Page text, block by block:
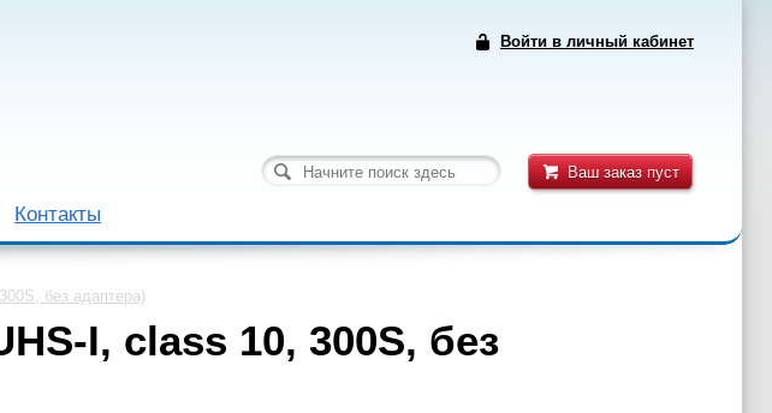
Войти в личный кабинет
Ваш заказ пуст
Контакты
без адаптера)
I, class 10, 300S, без